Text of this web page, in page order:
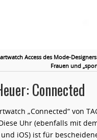
Access des Mode-
Frauen und
Connected
„Connected“ von
Uhr (ebenfalls mit
iOS) ist für